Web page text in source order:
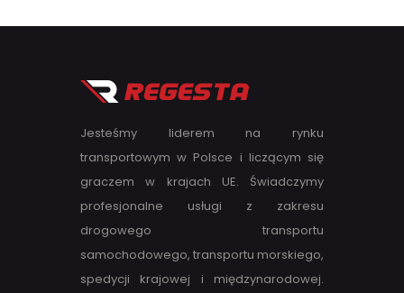
Jesteśmy liderem na rynku
transportowym w Polsce i liczącym się
graczem w krajach UE. Świadczymy
profesjonalne usługi z zakresu
drogowego transportu
samochodowego, transportu morskiego,
spedycji krajowej i międzynarodowej.